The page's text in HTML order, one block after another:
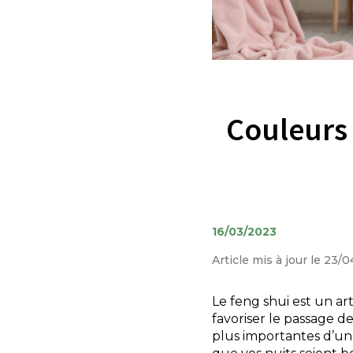
16/03/2023
Article mis à jour le 23/
Le feng shui est un
favoriser le passage
plus importantes